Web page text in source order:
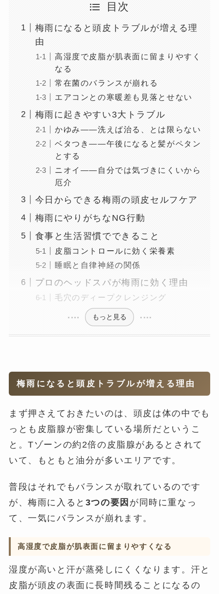
目次
梅雨になると頭皮トラブルが増える理
由
高湿度で皮脂が肌表面に留まりやすく
なる
常在菌のバランスが崩れる
エアコンとの寒暖差も見落とせない
梅雨に起きやすい3大トラブル
かゆみ——洗えば治る、とは限らない
ベタつき——午後になると髪がペタン
とする
ニオイ——自分では気づきにくいから
厄介
今日からできる梅雨の頭皮セルフケア
梅雨にやりがちなNG行動
食事と生活習慣でできること
皮脂コントロールに効く栄養素
睡眠と自律神経の関係
プロのヘッドスパが梅雨に効く理由
毛穴のディープクレンジング
もっと見る
梅雨になると頭皮トラブルが増える理由
まず押さえておきたいのは、頭皮は体の中でも
っとも皮脂腺が密集している場所だというこ
と。Tゾーンの約2倍の皮脂腺があるとされて
いて、もともと油分が多いエリアです。
普段はそれでもバランスが取れているのです
が、梅雨に入ると 3つの要因 が同時に重なっ
て、一気にバランスが崩れます。
高湿度で皮脂が肌表面に留まりやすくなる
湿度が高いと汗が蒸発しにくくなります。汗と
皮脂が頭皮の表面に長時間残ることになるの